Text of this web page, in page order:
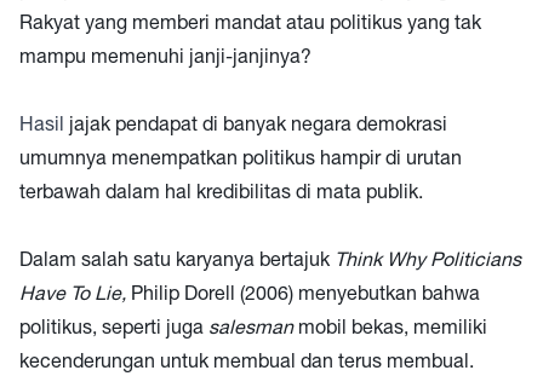
Rakyat yang memberi mandat atau politikus yang tak
mampu memenuhi janji-janjinya?
Hasil jajak pendapat di banyak negara demokrasi
umumnya menempatkan politikus hampir di urutan
terbawah dalam hal kredibilitas di mata publik.
Dalam salah satu karyanya bertajuk Think Why Politicians
Have To Lie, Philip Dorell (2006) menyebutkan bahwa
politikus, seperti juga salesman mobil bekas, memiliki
kecenderungan untuk membual dan terus membual.